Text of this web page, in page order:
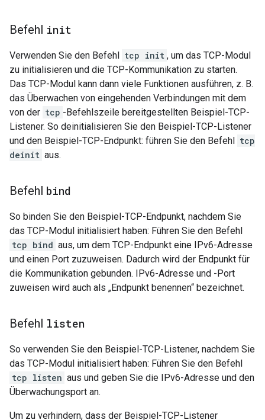
Befehl init
Verwenden Sie den Befehl tcp init , um das TCP-Modul
zu initialisieren und die TCP-Kommunikation zu starten.
Das TCP-Modul kann dann viele Funktionen ausführen, z. B.
das Überwachen von eingehenden Verbindungen mit dem
von der tcp -Befehlszeile bereitgestellten Beispiel-TCP-
Listener. So deinitialisieren Sie den Beispiel-TCP-Listener
und den Beispiel-TCP-Endpunkt: führen Sie den Befehl tcp
deinit aus.
Befehl bind
So binden Sie den Beispiel-TCP-Endpunkt, nachdem Sie
das TCP-Modul initialisiert haben: Führen Sie den Befehl
tcp bind aus, um dem TCP-Endpunkt eine IPv6-Adresse
und einen Port zuzuweisen. Dadurch wird der Endpunkt für
die Kommunikation gebunden. IPv6-Adresse und -Port
zuweisen wird auch als „Endpunkt benennen“ bezeichnet.
Befehl listen
So verwenden Sie den Beispiel-TCP-Listener, nachdem Sie
das TCP-Modul initialisiert haben: Führen Sie den Befehl
tcp listen aus und geben Sie die IPv6-Adresse und den
Überwachungsport an.
Um zu verhindern, dass der Beispiel-TCP-Listener